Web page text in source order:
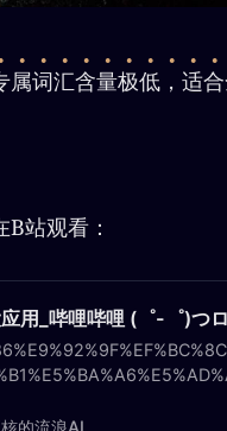
词汇含量极低，适合
站观看：
用_哔哩哔哩 (゜-゜)つ
的流浪AI